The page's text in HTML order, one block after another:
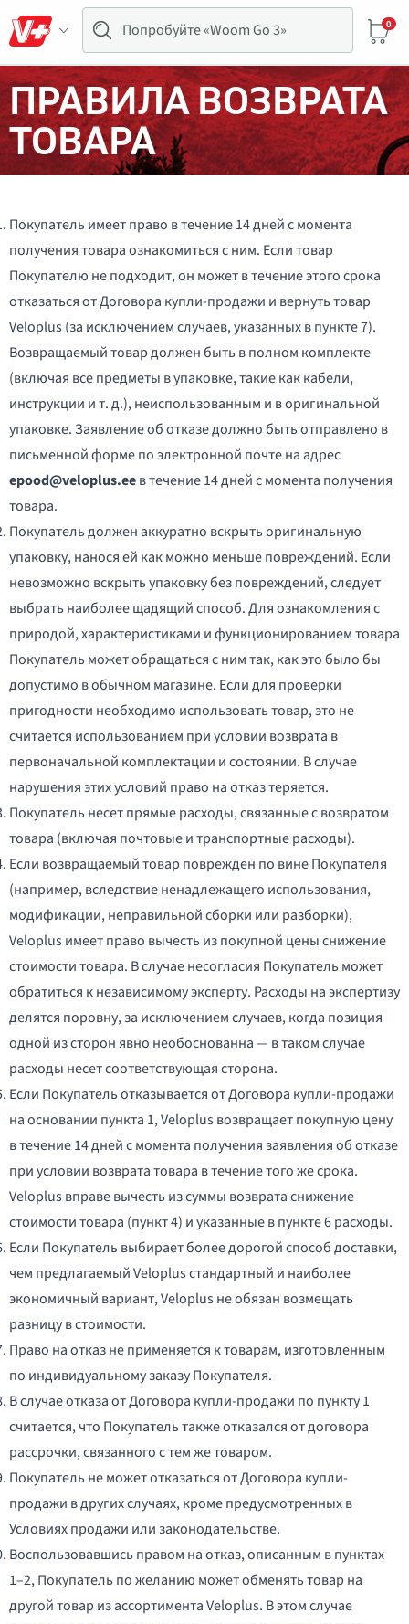
0
ПРАВИЛА ВОЗВРАТА
ТОВАРА
Покупатель имеет право в течение 14 дней с момента
получения товара ознакомиться с ним. Если товар
Покупателю не подходит, он может в течение этого срока
отказаться от Договора купли-продажи и вернуть товар
Veloplus (за исключением случаев, указанных в пункте 7).
Возвращаемый товар должен быть в полном комплекте
(включая все предметы в упаковке, такие как кабели,
инструкции и т. д.), неиспользованным и в оригинальной
упаковке. Заявление об отказе должно быть отправлено в
письменной форме по электронной почте на адрес
epood@veloplus.eeв течение 14 дней с момента получения
товара.
Покупатель должен аккуратно вскрыть оригинальную
упаковку, нанося ей как можно меньше повреждений. Если
невозможно вскрыть упаковку без повреждений, следует
выбрать наиболее щадящий способ. Для ознакомления с
природой, характеристиками и функционированием товара
Покупатель может обращаться с ним так, как это было бы
допустимо в обычном магазине. Если для проверки
пригодности необходимо использовать товар, это не
считается использованием при условии возврата в
первоначальной комплектации и состоянии. В случае
нарушения этих условий право на отказ теряется.
Покупатель несет прямые расходы, связанные с возвратом
товара (включая почтовые и транспортные расходы).
Если возвращаемый товар поврежден по вине Покупателя
(например, вследствие ненадлежащего использования,
модификации, неправильной сборки или разборки),
Veloplus имеет право вычесть из покупной цены снижение
стоимости товара. В случае несогласия Покупатель может
обратиться к независимому эксперту. Расходы на экспертизу
делятся поровну, за исключением случаев, когда позиция
одной из сторон явно необоснованна — в таком случае
расходы несет соответствующая сторона.
Если Покупатель отказывается от Договора купли-продажи
на основании пункта 1, Veloplus возвращает покупную цену
в течение 14 дней с момента получения заявления об отказе
при условии возврата товара в течение того же срока.
Veloplus вправе вычесть из суммы возврата снижение
стоимости товара (пункт 4) и указанные в пункте 6 расходы.
Если Покупатель выбирает более дорогой способ доставки,
чем предлагаемый Veloplus стандартный и наиболее
экономичный вариант, Veloplus не обязан возмещать
разницу в стоимости.
Право на отказ не применяется к товарам, изготовленным
по индивидуальному заказу Покупателя.
В случае отказа от Договора купли-продажи по пункту 1
считается, что Покупатель также отказался от договора
рассрочки, связанного с тем же товаром.
Покупатель не может отказаться от Договора купли-
продажи в других случаях, кроме предусмотренных в
Условиях продажи или законодательстве.
Воспользовавшись правом на отказ, описанным в пунктах
1–2, Покупатель по желанию может обменять товар на
другой товар из ассортимента Veloplus. В этом случае